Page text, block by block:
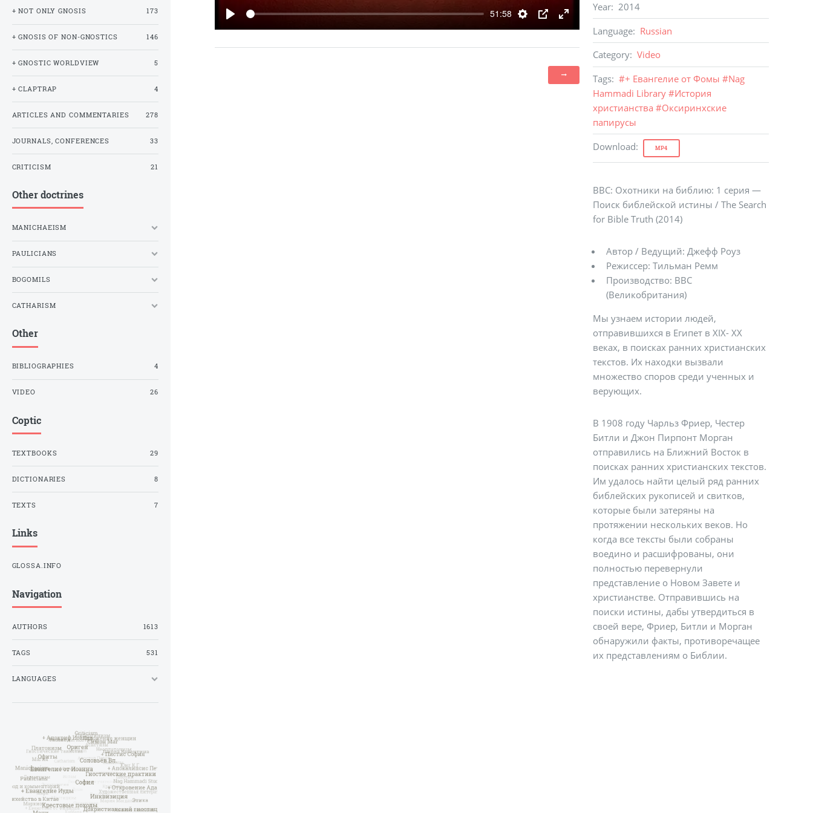
51:58
ENTER FULLSCREEN
Year:2014
Language: Russian
Category:Video
Tags:#+ Евангелие от Фомы #Nag
Hammadi Library #История
христианства #Оксиринхские
папирусы
Download: MP4
BBC: Охотники на библию: 1 серия —
Поиск библейской истины / The Search
for Bible Truth (2014)
Автор / Ведущий: Джефф Роуз
Режиссер: Тильман Ремм
Производство: BBC
(Великобритания)
Мы узнаем истории людей,
отправившихся в Египет в XIX- XX
веках, в поисках ранних христианских
текстов. Их находки вызвали
множество споров среди ученных и
верующих.
В 1908 году Чарльз Фриер, Честер
Битли и Джон Пирпонт Морган
отправились на Ближний Восток в
поисках ранних христианских текстов.
Им удалось найти целый ряд ранних
библейских рукописей и свитков,
которые были затеряны на
протяжении нескольких веков. Но
когда все тексты были собраны
воедино и расшифрованы, они
полностью перевернули
представление о Новом Завете и
христианстве. Отправившись на
поиски истины, дабы утвердиться в
своей вере, Фриер, Битли и Морган
обнаружили факты, противоречащее
их представлениям о Библии.
+ NOT ONLY GNOSIS 173
+ GNOSIS OF NON-GNOSTICS 146
+ GNOSTIC WORLDVIEW 5
+ CLAPTRAP 4
ARTICLES AND COMMENTARIES 278
JOURNALS, CONFERENCES 33
CRITICISM 21
Other doctrines
MANICHAEISM
PAULICIANS
BOGOMILS
CATHARISM
Other
BIBLIOGRAPHIES 4
VIDEO 26
Coptic
TEXTBOOKS 29
DICTIONARIES 8
TEXTS 7
Links
GLOSSA.INFO
Navigation
AUTHORS 1613
TAGS 531
LANGUAGES